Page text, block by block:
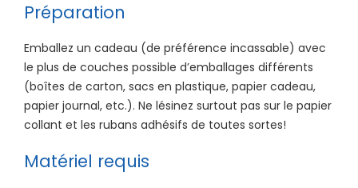
Préparation
Emballez un cadeau (de préférence incassable) avec
le plus de couches possible d’emballages différents
(boîtes de carton, sacs en plastique, papier cadeau,
papier journal, etc.). Ne lésinez surtout pas sur le papier
collant et les rubans adhésifs de toutes sortes!
Matériel requis